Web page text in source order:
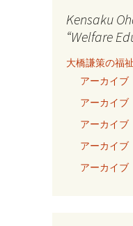
Kensaku
“Welfare
大橋謙策の福
アーカイブ
アーカイブ
アーカイブ
アーカイブ
アーカイブ